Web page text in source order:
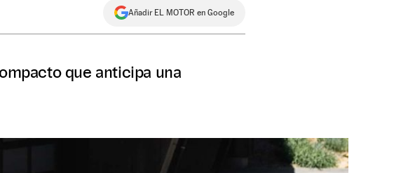
Añadir EL MOTOR en Google
que anticipa una